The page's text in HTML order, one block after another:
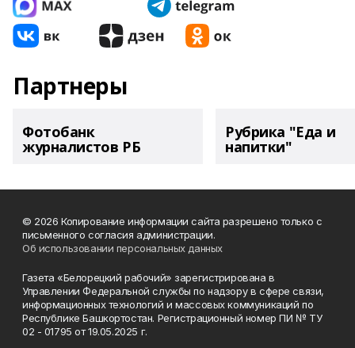
Партнеры
Фотобанк
журналистов РБ
Рубрика "Еда и
напитки"
© 2026 Копирование информации сайта разрешено только с
письменного согласия администрации.
Об использовании персональных данных
Газета «Белорецкий рабочий» зарегистрирована в
Управлении Федеральной службы по надзору в сфере связи,
информационных технологий и массовых коммуникаций по
Республике Башкортостан. Регистрационный номер ПИ № ТУ
02 - 01795 от 19.05.2025 г.